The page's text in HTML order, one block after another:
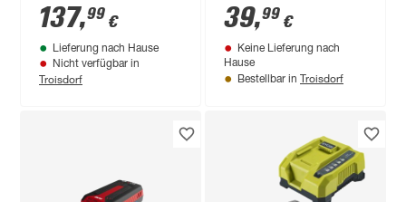
137,99 €
Lieferung nach Hause
Nicht verfügbar in
Troisdorf
39,99 €
Keine Lieferung nach
Hause
Bestellbar in Troisdorf